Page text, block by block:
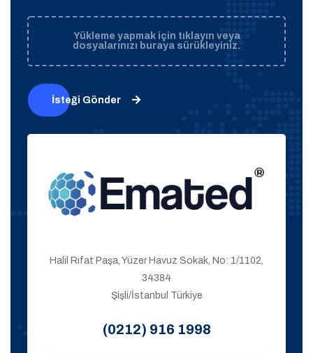
Yükleme yapmak için tıklayın veya
dosyalarınızı buraya sürükleyiniz.
İsteği Gönder
Halil Rıfat Paşa, Yüzer Havuz Sokak, No: 1/1102,
34384
Şişli/İstanbul Türkiye
(0212) 916 1998